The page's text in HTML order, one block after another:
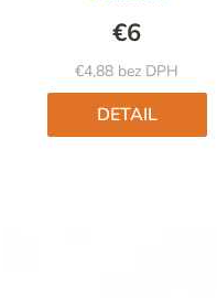
4,3
z
5
hviezdičiek.
€4,88 bez DPH
€6
DETAIL